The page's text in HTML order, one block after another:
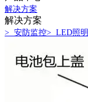
解决方案
解决方案
> 安防监控> LED照明